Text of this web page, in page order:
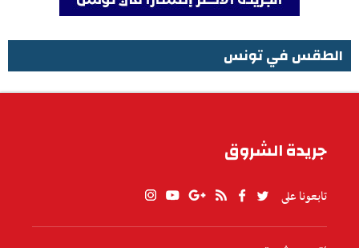
الطقس في تونس
جريدة الشروق
تابعونا على